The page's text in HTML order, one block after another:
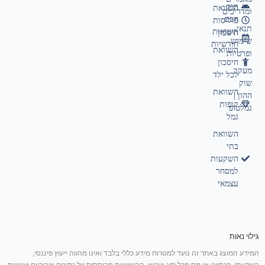
השוואת
פוליסות
חיסכון
השוואת
חיסכון
לכל ילד
השוואת
קופות
גמל
השוואת
בתי
השקעות
למסחר
עצמאי
ומדריכים
תנאי
שימוש
ופרטיות
מעקב
שוק
ההון |
גמלטופ
תיק
חכם
תשואות
חודשיות
גילוי נאות
המידע המוצג באתר זה נועד למטרות מידע כללי בלבד ואינו מהווה ייעוץ פיננסי,